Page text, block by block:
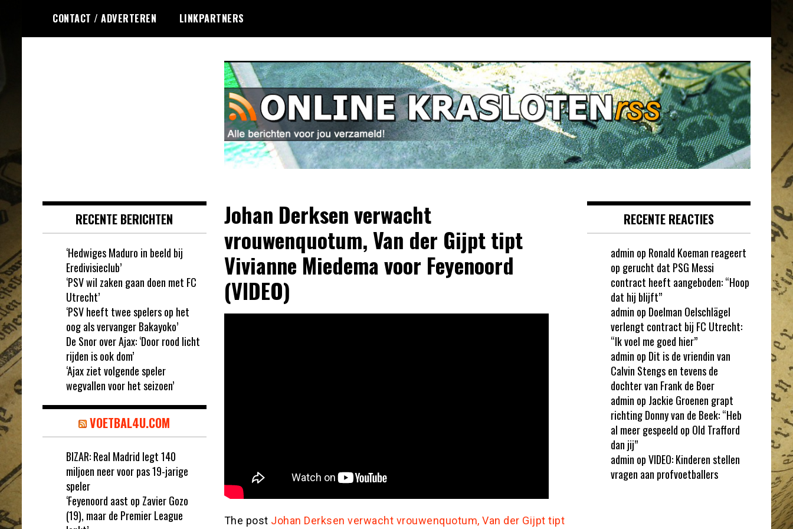
de
CONTACT / ADVERTEREN LINKPARTNERS
Johan Derksen verwacht
vrouwenquotum, Van der Gijpt tipt
Vivianne Miedema voor Feyenoord
(VIDEO)
The post Johan Derksen verwacht vrouwenquotum, Van der Gijpt tipt
RECENTE BERICHTEN
‘Hedwiges Maduro in beeld bij
Eredivisieclub’
‘PSV wil zaken gaan doen met FC
Utrecht’
‘PSV heeft twee spelers op het
oog als vervanger Bakayoko’
De Snor over Ajax: ‘Door rood licht
rijden is ook dom’
‘Ajax ziet volgende speler
wegvallen voor het seizoen’
VOETBAL4U.COM
BIZAR: Real Madrid legt 140
miljoen neer voor pas 19-jarige
speler
‘Feyenoord aast op Zavier Gozo
(19), maar de Premier League
RECENTE REACTIES
admin op Ronald Koeman reageert
op gerucht dat PSG Messi
contract heeft aangeboden: “Hoop
dat hij blijft”
admin op Doelman Oelschlägel
verlengt contract bij FC Utrecht:
“Ik voel me goed hier”
admin op Dit is de vriendin van
Calvin Stengs en tevens de
dochter van Frank de Boer
admin op Jackie Groenen grapt
richting Donny van de Beek: “Heb
al meer gespeeld op Old Trafford
dan jij”
admin opVIDEO: Kinderen stellen
vragen aan profvoetballers